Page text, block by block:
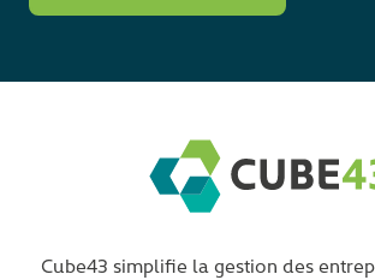
Cube43 simplifie la gestion des